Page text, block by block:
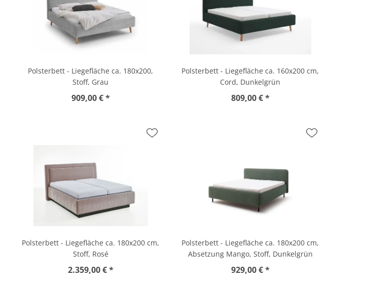
Polsterbett - Liegefläche ca. 180x200,
Stoff, Grau
909,00 € *
Polsterbett - Liegefläche ca. 160x200 cm,
Cord, Dunkelgrün
809,00 € *
Polsterbett - Liegefläche ca. 180x200 cm,
Stoff, Rosé
2.359,00 € *
Polsterbett - Liegefläche ca. 180x200 cm,
Absetzung Mango, Stoff, Dunkelgrün
929,00 € *